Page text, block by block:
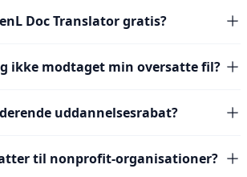
Doc Translator gratis?
ikke modtaget min oversatte fil?
uddannelsesrabat?
til nonprofit-organisationer?